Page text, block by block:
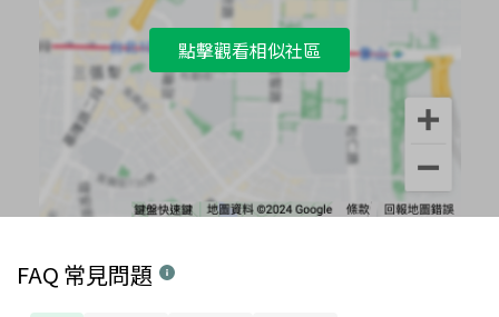
點擊觀看相似社區
FAQ 常見問題